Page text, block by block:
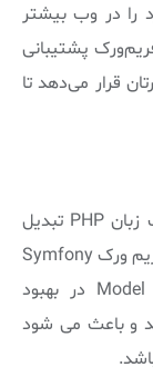
را در وب بیشتر
پشتیبانی
قرار می‌دهد تا
دلیل دیگری که لاراول را به بهترین فریم ورک زبان PHP تبدیل
کرده است، پشتیبانی از معماری MVC مانند فریم ورک Symfony
است. معماری MVC یا Model ،View ،Controller در بهبود
و باعث می شود